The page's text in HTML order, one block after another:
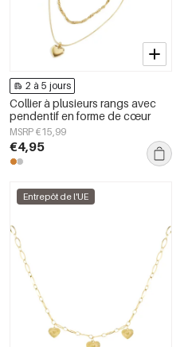
2 à 5 jours
Collier à plusieurs rangs avec
pendentif en forme de cœur
MSRP €15,99
€4,95
Entrepôt de l'UE